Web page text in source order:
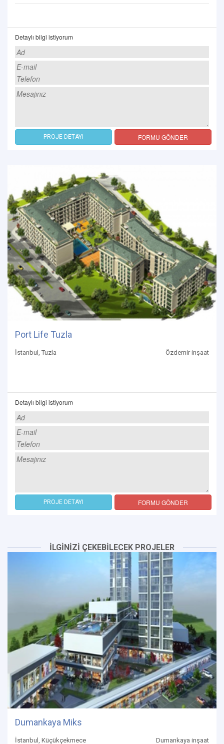
Detaylı bilgi istiyorum
PROJE DETAYI FORMU GÖNDER
Port Life Tuzla
İstanbul, Tuzla Özdemir inşaat
Detaylı bilgi istiyorum
PROJE DETAYI FORMU GÖNDER
İLGİNİZİ ÇEKEBİLECEK PROJELER
Dumankaya Miks
İstanbul, Küçükçekmece Dumankaya inşaat